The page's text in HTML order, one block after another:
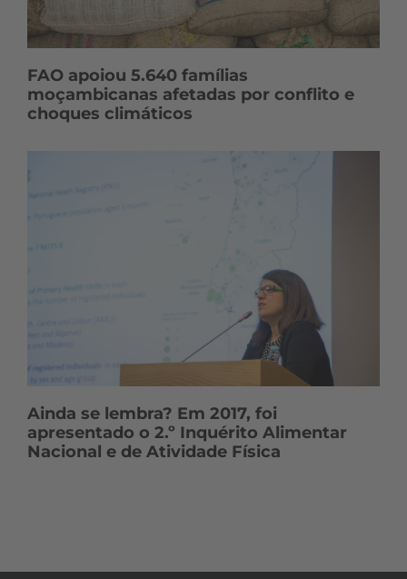
FAO apoiou 5.640 famílias
moçambicanas afetadas por conflito e
choques climáticos
Ainda se lembra? Em 2017, foi
apresentado o 2.º Inquérito Alimentar
Nacional e de Atividade Física